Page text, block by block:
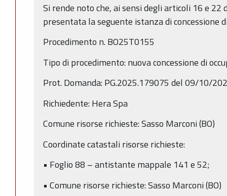
Si rende noto che, ai sensi degli articoli 16 e 22
presentata la seguente istanza di concessione
Procedimento n. BO25T0155
Tipo di procedimento: nuova concessione di
Prot. Domanda: PG.2025.179075 del 09/10/
Richiedente: Hera Spa
Comune risorse richieste: Sasso Marconi (BO)
Coordinate catastali risorse richieste:
• Foglio 88 – antistante mappale 141 e 52;
• Comune risorse richieste: Sasso Marconi (BO)